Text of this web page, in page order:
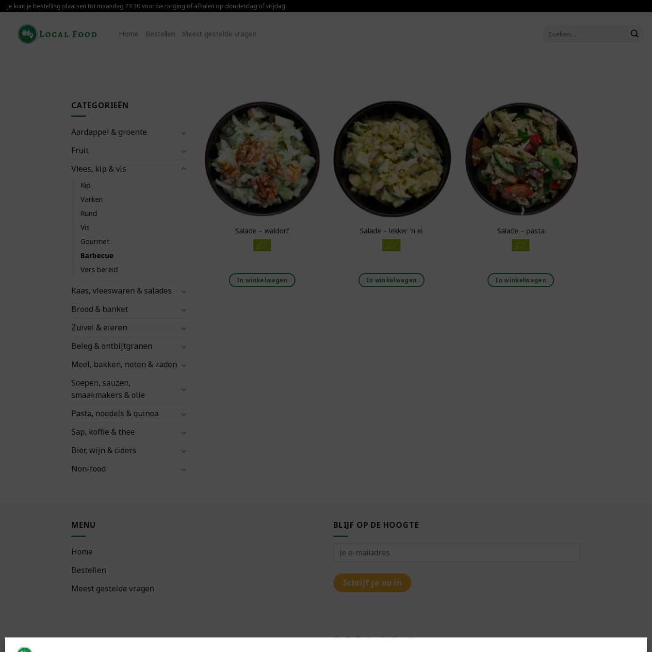
Skip
content
Je kunt je bestelling plaatsen tot maandag 23:30 voor bezorging of afhalen op donderdag of vrijdag.
Home Bestellen Meest gestelde vragen
Zoeken
CATEGORIEËN
Aardappel & groente
Fruit
Vlees, kip & vis
Kip
Varken
Rund
Vis
Gourmet
Barbecue
Vers bereid
Kaas, vleeswaren & salades
Brood & banket
Zuivel & eieren
Beleg & ontbijtgranen
Meel, bakken, noten & zaden
Soepen, sauzen,
smaakmakers & olie
Pasta, noedels & quinoa
Sap, koffie & thee
Bier, wijn & ciders
Non-food
Toevoegen aan
boodschappenlijst
Salade – waldorf
In winkelwagen
Toevoegen aan
boodschappenlijst
Salade – lekker ’n ei
In winkelwagen
Toevoegen aan
boodschappenlijst
Salade – pasta
In winkelwagen
MENU
Home
Bestellen
Meest gestelde vragen
BLIJF OP DE HOOGTE